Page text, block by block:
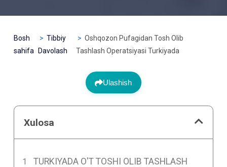
Bosh
sahifa
Tibbiy
Davolash
Oshqozon Pufagidan Tosh Olib
Tashlash Operatsiyasi Turkiyada
Ulashish
Xulosa
TURKIYADA O'T TOSHI OLIB TASHLASH